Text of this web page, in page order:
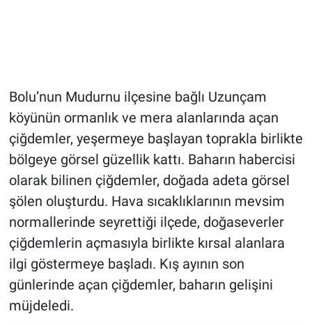
Bolu’nun Mudurnu ilçesine bağlı Uzunçam
köyünün ormanlık ve mera alanlarında açan
çiğdemler, yeşermeye başlayan toprakla birlikte
bölgeye görsel güzellik kattı. Baharın habercisi
olarak bilinen çiğdemler, doğada adeta görsel
şölen oluşturdu. Hava sıcaklıklarının mevsim
normallerinde seyrettiği ilçede, doğaseverler
çiğdemlerin açmasıyla birlikte kırsal alanlara
ilgi göstermeye başladı. Kış ayının son
günlerinde açan çiğdemler, baharın gelişini
müjdeledi.